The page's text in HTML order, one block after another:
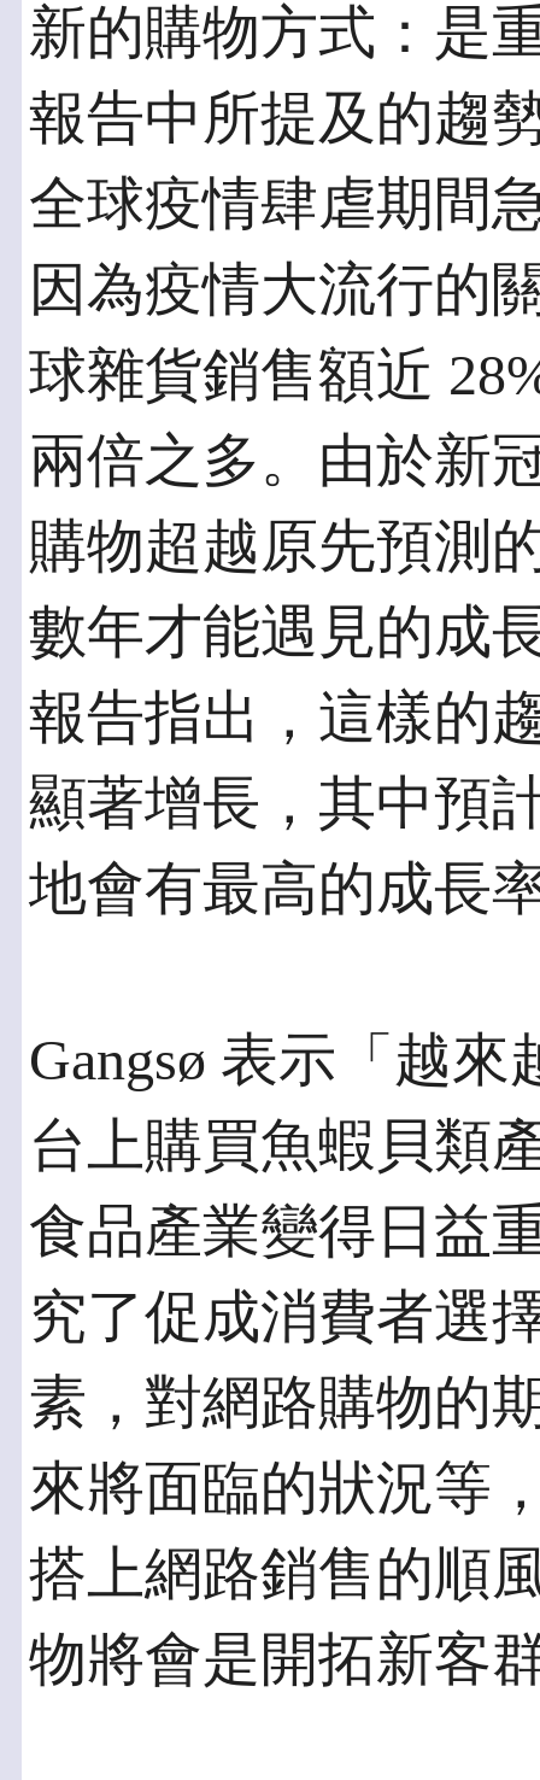
新的購物方式：是
報告中所提及的趨
全球疫情肆虐期間
因為疫情大流行的
球雜貨銷售額近
兩倍之多。由於新
購物超越原先預測
數年才能遇見的成
報告指出，這樣的
顯著增長，其中預
地會有最高的成長
Gangsø 表示「越
台上購買魚蝦貝類
食品產業變得日益
究了促成消費者選
素，對網路購物的
來將面臨的狀況等
搭上網路銷售的順
物將會是開拓新客